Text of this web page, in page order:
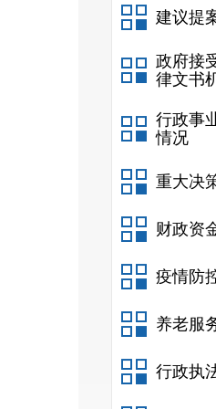
建议提
政府接
律文书
行政事
情况
重大决
财政资
疫情防
养老服
行政执